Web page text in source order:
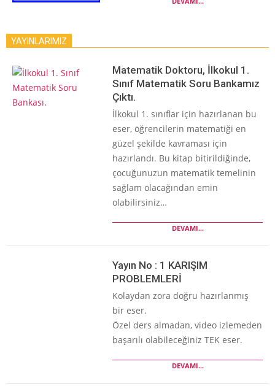
YAYINLARIMIZ
Matematik Doktoru, İlkokul 1.
Sınıf Matematik Soru Bankamız
Çıktı.
İlkokul 1. sınıflar için hazırlanan bu
eser, öğrencilerin matematiği en
güzel şekilde kavraması için
hazırlandı. Bu kitap bitirildiğinde,
çocuğunuzun matematik temelinin
sağlam olacağından emin
olabilirsiniz…
DEVAMI...
Yayın No : 1 KARIŞIM
PROBLEMLERİ
Kolaydan zora doğru hazırlanmış
bir eser.
Özel ders almadan, video izlemeden
başarılı olabileceğiniz TEK eser.
DEVAMI...